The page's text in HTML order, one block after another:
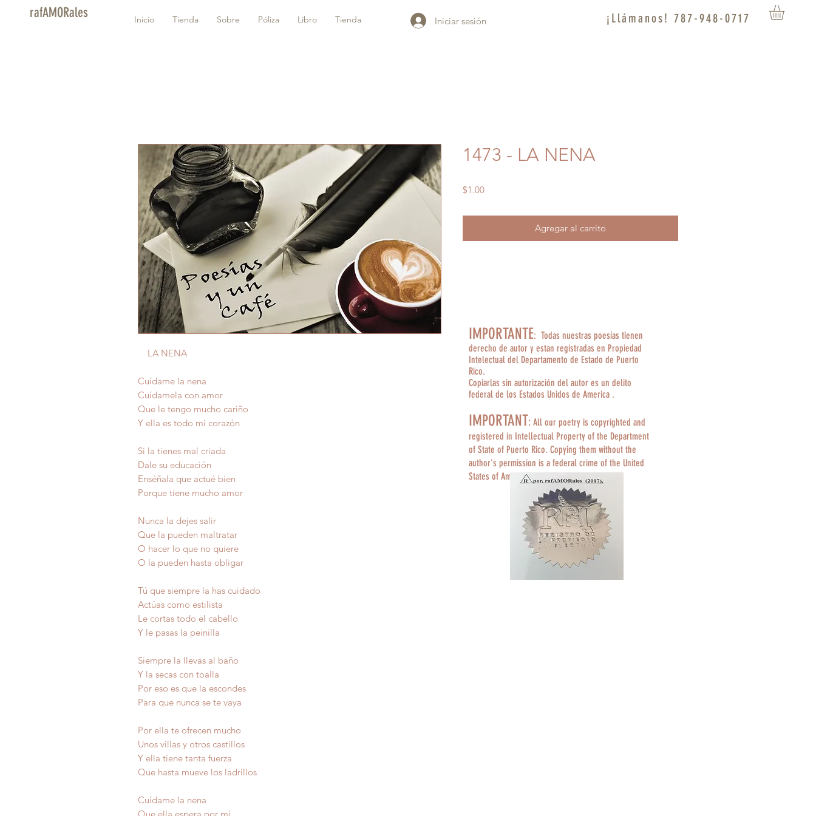
rafAMORales Inicio Tienda Sobre Póliza Libro Tienda Iniciar sesión ¡Llámanos! 787-948-0717
LA NENA
Cuídame la nena
Cuídamela con amor
Que le tengo mucho cariño
Y ella es todo mi corazón
Si la tienes mal criada
Dale su educación
Enséñala que actué bien
Porque tiene mucho amor
Nunca la dejes salir
Que la pueden maltratar
O hacer lo que no quiere
O la pueden hasta obligar
Tú que siempre la has cuidado
Actúas como estilista
Le cortas todo el cabello
Y le pasas la peinilla
Siempre la llevas al baño
Y la secas con toalla
Por eso es que la escondes
Para que nunca se te vaya
Por ella te ofrecen mucho
Unos villas y otros castillos
Y ella tiene tanta fuerza
Que hasta mueve los ladrillos
Cuídame la nena
1473 - LA NENA
$1.00Precio
Agregar al carrito
IMPORTANTE: Todas nuestras poesías tienen
derecho de autor y estan registradas en Propiedad
Intelectual del Departamento de Estado de Puerto
Rico.
Copiarlas sin autorización del autor es un delito
federal de los Estados Unidos de America .
IMPORTANT: All our poetry is copyrighted and
registered in Intellectual Property of the Department
of State of Puerto Rico. Copying them without the
author's permission is a federal crime of the United
States of America.